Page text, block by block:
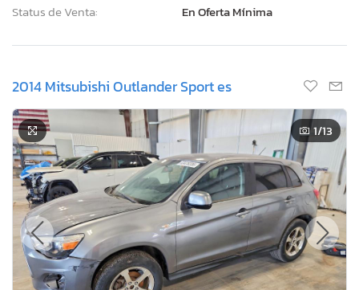
Status de Venta:
En Oferta Mínima
2014 Mitsubishi Outlander Sport es
1/13